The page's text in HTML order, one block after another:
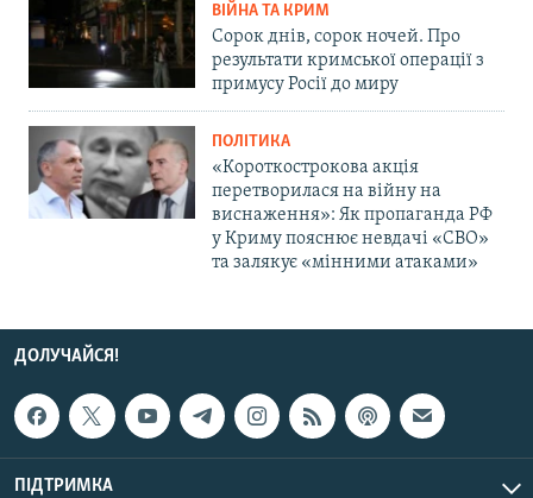
ВІЙНА ТА КРИМ
Сорок днів, сорок ночей. Про
результати кримської операції з
примусу Росії до миру
ПОЛІТИКА
«Короткострокова акція
перетворилася на війну на
виснаження»: Як пропаганда РФ
у Криму пояснює невдачі «СВО»
та залякує «мінними атаками»
ДОЛУЧАЙСЯ!
ПІДТРИМКА